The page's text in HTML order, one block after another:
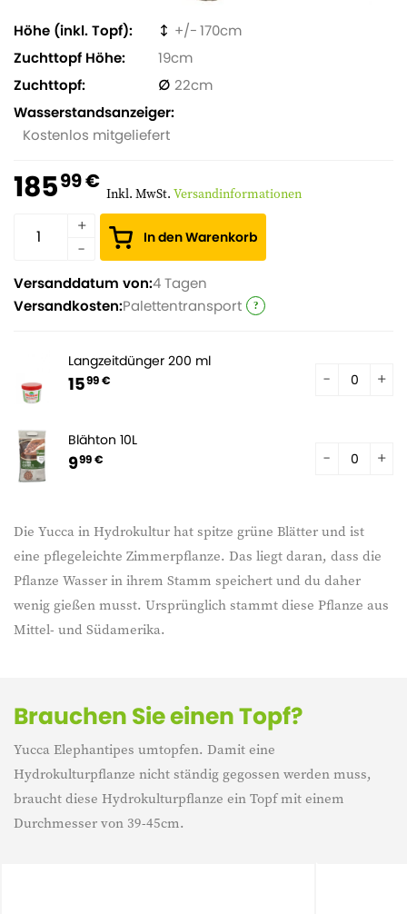
Die Yucca in Hydrokultur hat spitze grüne Blätter und ist
eine pflegeleichte Zimmerpflanze. Das liegt daran, dass die
Pflanze Wasser in ihrem Stamm speichert und du daher
wenig gießen musst. Ursprünglich stammt diese Pflanze aus
Mittel- und Südamerika.
Höhe (inkl. Topf)
170
Zuchttopf Höhe
19
Zuchttopf
22
Wasserstandsanzeiger
Kostenlos mitgeliefert
18599 € Inkl. MwSt. Versandinformationen
In den Warenkorb
Versanddatum von:4 Tagen
Versandkosten:Palettentransport
Langzeitdünger 200 ml
1599 €
Blähton 10L
999 €
Brauchen Sie einen Topf?
Yucca Elephantipes umtopfen. Damit eine
Hydrokulturpflanze nicht ständig gegossen werden muss,
braucht diese Hydrokulturpflanze ein Topf mit einem
Durchmesser von 39-45cm.